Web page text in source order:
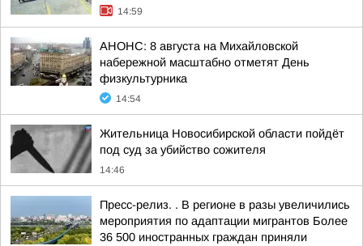
14:59
АНОНС: 8 августа на Михайловской
набережной масштабно отметят День
физкультурника
14:54
Жительница Новосибирской области пойдёт
под суд за убийство сожителя
14:46
Пресс-релиз. . В регионе в разы увеличились
мероприятия по адаптации мигрантов Более
36 500 иностранных граждан приняли